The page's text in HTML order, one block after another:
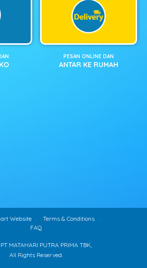
PESAN ONLINE DAN
ANTAR KE RUMAH
Website
Terms & Conditions
FAQ
MATAHARI PUTRA PRIMA TBK,
All Rights Reserved.